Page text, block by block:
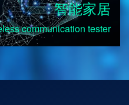
智能家居
communication tester